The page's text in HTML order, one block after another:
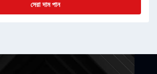
সেরা দাম পান